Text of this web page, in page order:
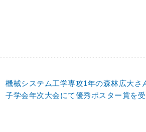
機械システム工学専攻1年の森林広大さ
子学会年次大会にて優秀ポスター賞を受